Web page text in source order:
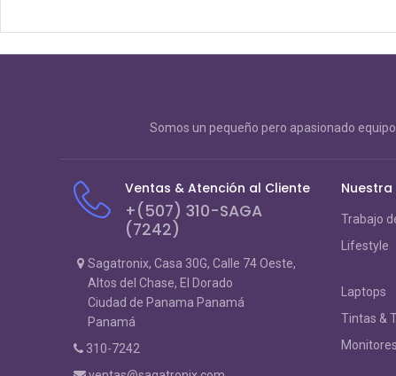
Somos un pequeño pero apasionado
Ventas & Atención al Cliente
+(507) 310-SAGA
(7242)
Sagatronix, Casa 30G, Calle 74 Oeste,
Altos del Chase, El Dorado
Ciudad de Panama Panamá
Panamá
310-7242
Trabajo
Lifestyle
Laptops
Tintas &
Monitores